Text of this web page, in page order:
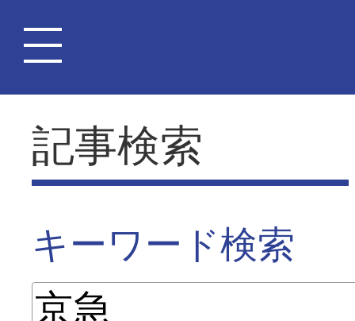
記事検索
キーワード検索